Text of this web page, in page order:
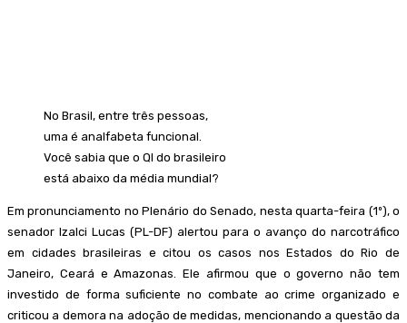
No Brasil, entre três pessoas,
uma é analfabeta funcional.
Você sabia que o QI do brasileiro
está abaixo da média mundial?
Em pronunciamento no Plenário do Senado, nesta quarta-feira (1º), o
senador Izalci Lucas (PL-DF) alertou para o avanço do narcotráfico
em cidades brasileiras e citou os casos nos Estados do Rio de
Janeiro, Ceará e Amazonas. Ele afirmou que o governo não tem
investido de forma suficiente no combate ao crime organizado e
criticou a demora na adoção de medidas, mencionando a questão da